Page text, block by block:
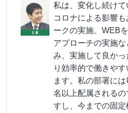
私は、変化し続けて
コロナによる影響
ークの実施、WEB
アプローチの実施
み、実施して良か
り効率的で働きや
ます。私の部署に
名以上配属される
すし、今までの固